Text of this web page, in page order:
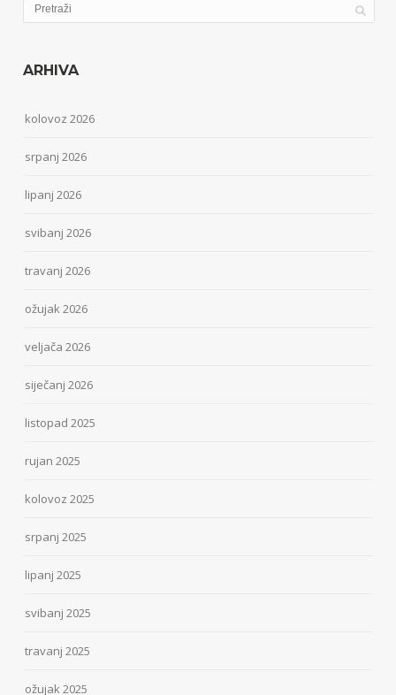
ARHIVA
kolovoz 2026
srpanj 2026
lipanj 2026
svibanj 2026
travanj 2026
ožujak 2026
veljača 2026
siječanj 2026
listopad 2025
rujan 2025
kolovoz 2025
srpanj 2025
lipanj 2025
svibanj 2025
travanj 2025
ožujak 2025